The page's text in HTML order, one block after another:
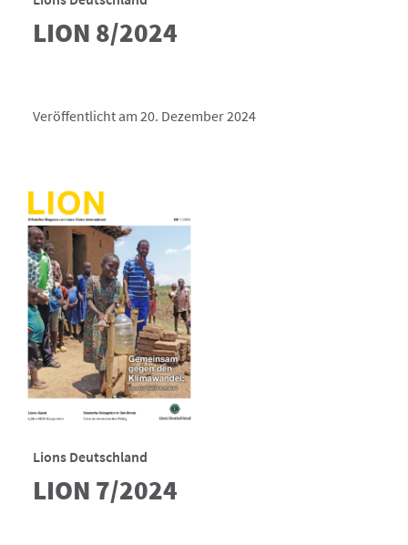
LION 8/2024
Veröffentlicht am 20. Dezember 2024
Lions Deutschland
LION 7/2024